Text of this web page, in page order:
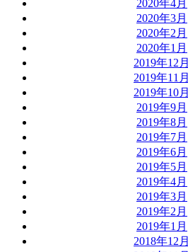
2020年4月
2020年3月
2020年2月
2020年1月
2019年12月
2019年11月
2019年10月
2019年9月
2019年8月
2019年7月
2019年6月
2019年5月
2019年4月
2019年3月
2019年2月
2019年1月
2018年12月